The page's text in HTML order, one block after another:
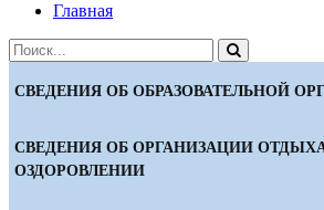
Главная
СВЕДЕНИЯ ОБ ОБРАЗОВАТЕЛЬНОЙ
СВЕДЕНИЯ ОБ ОРГАНИЗАЦИИ
ОЗДОРОВЛЕНИИ